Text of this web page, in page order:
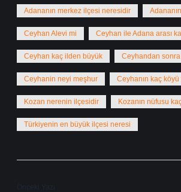
Adananın merkez ilçesi neresidir
Ceyhan Alevi mi Ceyhan ile Adana arası
Ceyhan kaç ilden büyük Ceyhandan
Ceyhanin neyi meşhur Ceyhanın kaç köyü
Kozan nerenin ilçesidir Kozanın nüfusu
Türkiyenin en büyük ilçesi neresi
Önceki Yazı